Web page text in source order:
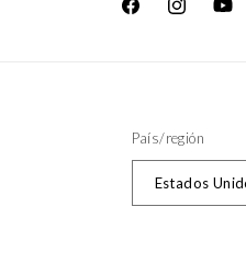
FacebookInstagram
País/región